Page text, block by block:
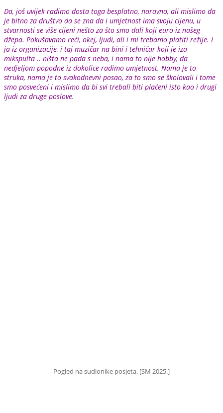
Da, još uvijek radimo dosta toga besplatno, naravno, ali mislimo da
je bitno za društvo da se zna da i umjetnost ima svoju cijenu, u
stvarnosti se više cijeni nešto za što smo dali koji euro iz našeg
džepa. Pokušavamo reći, okej, ljudi, ali i mi trebamo platiti režije. I
ja iz organizacije, i taj muzičar na bini i tehničar koji je iza
mikspulta .. ništa ne pada s neba, i nama to nije hobby, da
nedjeljom popodne iz dokolice radimo umjetnost. Nama je to
struka, nama je to svakodnevni posao, za to smo se školovali i tome
smo posvećeni i mislimo da bi svi trebali biti plaćeni isto kao i drugi
ljudi za druge poslove.
Pogled na sudionike posjeta. [SM 2025.]